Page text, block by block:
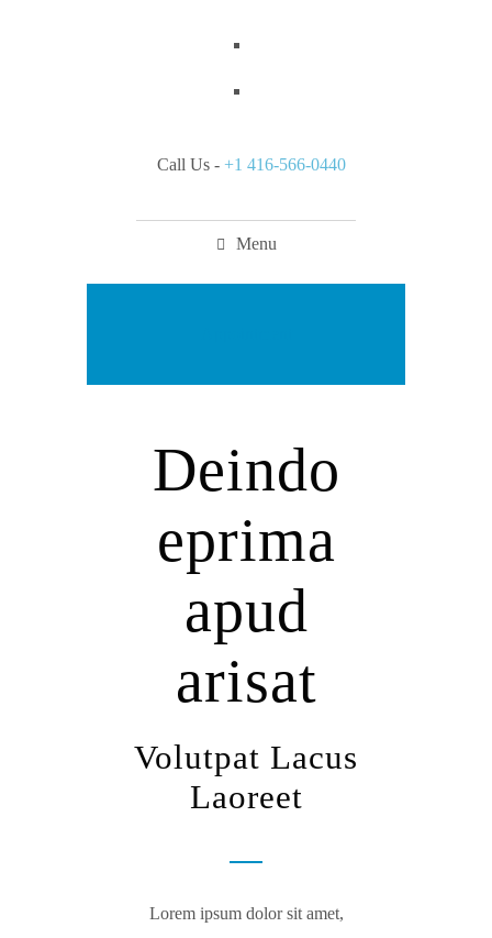
Call Us - +1 416-566-0440
Menu
Deindo
eprima
apud
arisat
Volutpat Lacus
Laoreet
Lorem ipsum dolor sit amet,